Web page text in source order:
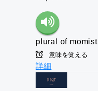
plural of momist
意味を覚える
詳細